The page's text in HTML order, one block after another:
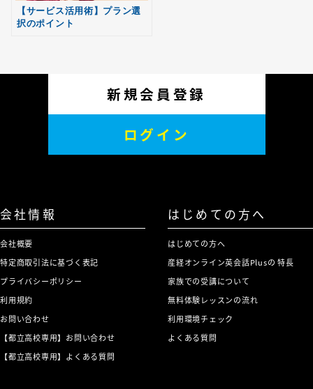
【サービス活用術】プラン選
択のポイント
新規会員登録
ログイン
会社情報
会社概要
特定商取引法に基づく表記
プライバシーポリシー
利用規約
お問い合わせ
【都立高校専用】お問い合わせ
【都立高校専用】よくある質問
はじめての方へ
はじめての方へ
産経オンライン英会話Plusの 特長
家族での受講について
無料体験レッスンの流れ
利用環境チェック
よくある質問